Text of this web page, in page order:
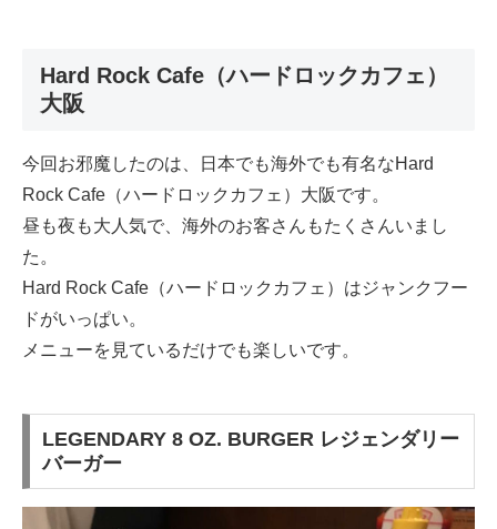
Hard Rock Cafe（ハードロックカフェ）
大阪
今回お邪魔したのは、日本でも海外でも有名なHard
Rock Cafe（ハードロックカフェ）大阪です。
昼も夜も大人気で、海外のお客さんもたくさんいまし
た。
Hard Rock Cafe（ハードロックカフェ）はジャンクフー
ドがいっぱい。
メニューを見ているだけでも楽しいです。
LEGENDARY 8 OZ. BURGER レジェンダリー
バーガー